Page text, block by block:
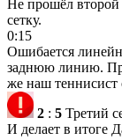
Не прошёл второй
сетку.
0:15
Ошибается
заднюю линию.
же наш теннисист
2 : 5 Третий
И делает в итоге